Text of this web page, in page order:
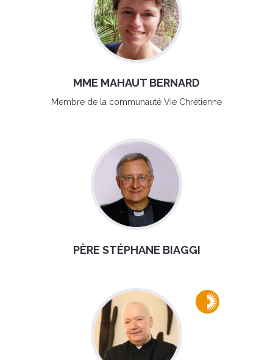
MME MAHAUT BERNARD
Membre de la communauté Vie Chrétienne
PÈRE STÉPHANE BIAGGI